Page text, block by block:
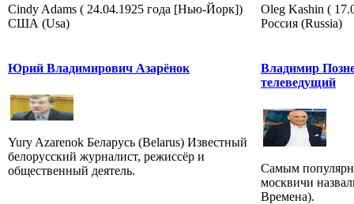
Cindy Adams ( 24.04.1925 года [Нью-Йорк])
США (Usa)
Oleg Kashin (
Россия (Russia)
Юрий Владимирович Азарёнок
Yury Azarenok Беларусь (Belarus) Известный
белорусский журналист, режиссёр и
общественный деятель.
Владимир
телеведущий
Самым
москвичи
Времена).